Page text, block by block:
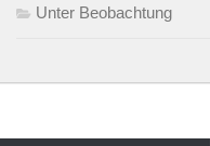
Unter Beobachtung